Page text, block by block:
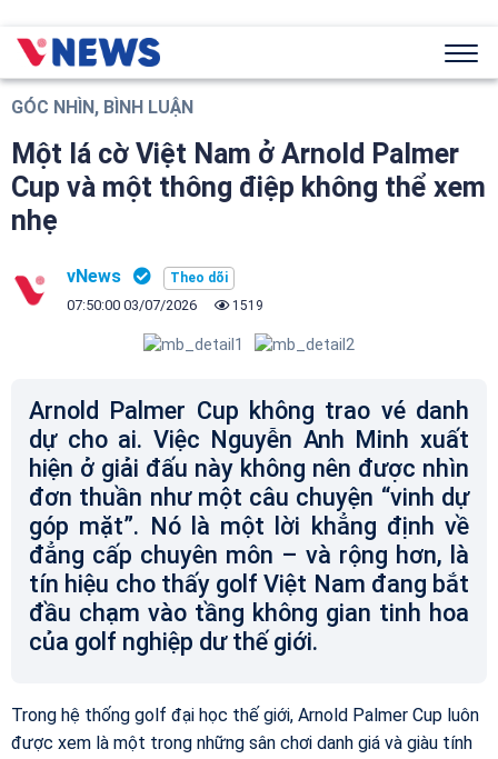
GÓC NHÌN, BÌNH LUẬN
Một lá cờ Việt Nam ở Arnold Palmer
Cup và một thông điệp không thể xem
nhẹ
vNews
07:50:00 03/07/2026 1519
Arnold Palmer Cup không trao vé danh
dự cho ai. Việc Nguyễn Anh Minh xuất
hiện ở giải đấu này không nên được nhìn
đơn thuần như một câu chuyện “vinh dự
góp mặt”. Nó là một lời khẳng định về
đẳng cấp chuyên môn – và rộng hơn, là
tín hiệu cho thấy golf Việt Nam đang bắt
đầu chạm vào tầng không gian tinh hoa
của golf nghiệp dư thế giới.
Trong hệ thống golf đại học thế giới, Arnold Palmer Cup luôn
được xem là một trong những sân chơi danh giá và giàu tính